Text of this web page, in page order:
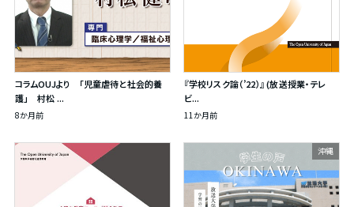
コラムOUJより 「児童虐待と社会的養
護」 村松 ...
8か月前
『学校リスク論（’22）』 (放送授業・テレ
ビ...
11か月前
沖縄